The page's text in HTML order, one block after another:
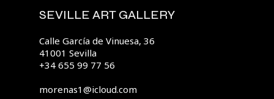
SEVILLE ART GALLERY
Calle García de Vinuesa, 36
41001 Sevilla
+34 655 99 77 56
morenas1@icloud.com